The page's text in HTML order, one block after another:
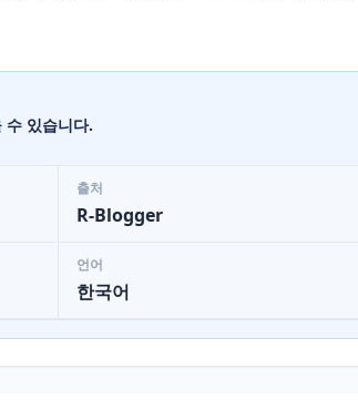
수 있습니다.
출처
R-Blogger
언어
한국어